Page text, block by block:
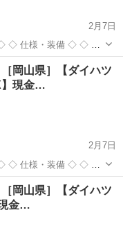
2月7日
プラス X ■ 修復歴 :
ココア
岡山県］【ダイハツ
】現金…
2月7日
スタム X ■ 修復歴 : な
岡山県］【ダイハツ
金…